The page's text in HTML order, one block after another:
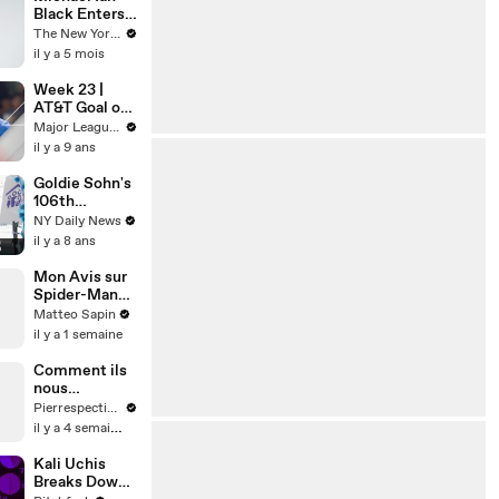
Black Enters
the New
Yorker
Contest
The New Yorker
il y a 5 mois
Week 23 |
AT&T Goal of
the Week Major League Soccer
il y a 9 ans
Goldie Sohn's
106th
Birthday
NY Daily News
il y a 8 ans
Mon Avis sur
Spider-Man
Brand NEw
Day
Matteo Sapin
il y a 1 semaine
Comment ils
nous
localisent📱
Pierrespectives
il y a 4 semaines
Kali Uchis
Breaks Down